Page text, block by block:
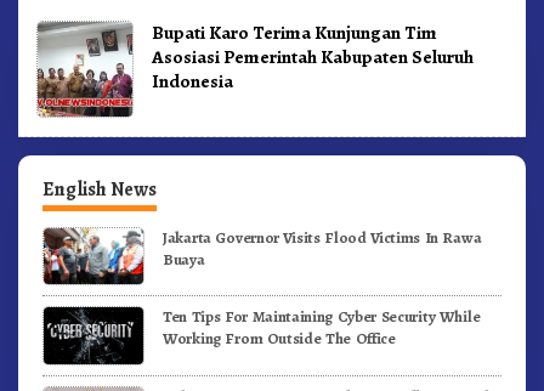
Bupati Karo Terima Kunjungan Tim
Asosiasi Pemerintah Kabupaten Seluruh
Indonesia
English News
Jakarta Governor Visits Flood Victims In Rawa
Buaya
Ten Tips For Maintaining Cyber Security While
Working From Outside The Office